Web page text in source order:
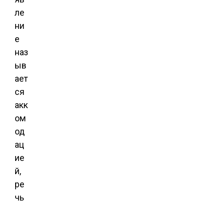
ле
ни
е
наз
ыв
ает
ся
акк
ом
од
ац
ие
й,
ре
чь